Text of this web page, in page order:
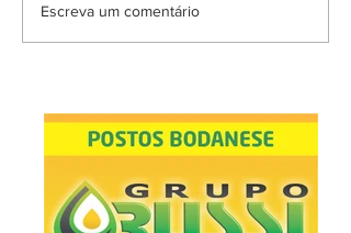
Escreva um comentário